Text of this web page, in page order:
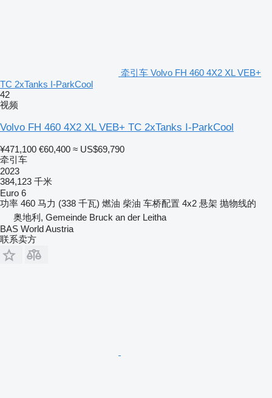
牵引车 Volvo FH 460 4X2 XL VEB+
TC 2xTanks I-ParkCool
42
视频
Volvo FH 460 4X2 XL VEB+ TC 2xTanks I-ParkCool
¥471,100 €60,400 ≈ US$69,790
牵引车
2023
384,123 千米
Euro 6
功率 460 马力 (338 千瓦) 燃油 柴油 车桥配置 4x2 悬架 抛物线的
奥地利, Gemeinde Bruck an der Leitha
BAS World Austria
联系卖方